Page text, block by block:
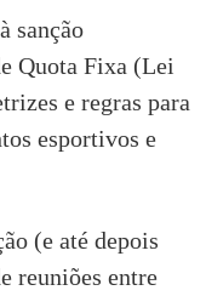
sanção
Quota Fixa (Lei
e regras para
esportivos e
(e até depois
reuniões entre